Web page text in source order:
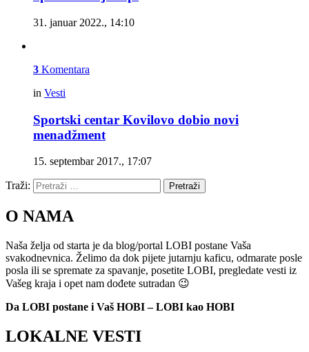
31. januar 2022., 14:10
3 Komentara
in Vesti
Sportski centar Kovilovo dobio novi
menadžment
15. septembar 2017., 17:07
Traži: Pretraži
O NAMA
Naša želja od starta je da blog/portal LOBI postane Vaša
svakodnevnica. Želimo da dok pijete jutarnju kaficu, odmarate posle
posla ili se spremate za spavanje, posetite LOBI, pregledate vesti iz
Vašeg kraja i opet nam dođete sutradan 😉
Da LOBI postane i Vaš HOBI – LOBI kao HOBI
LOKALNE VESTI